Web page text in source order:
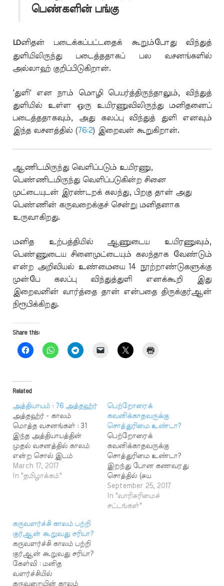
பெண்களின் பங்கு
மனிதன் படைக்கப்பட்டதைக் கூறும்போது விந்துத்
துளியிலிருந்து படைத்ததாகப் பல வசனங்களில்
அல்லாஹ் குறிப்பிடுகிறான்.
'துளி' என நாம் மொழி பெயர்த்திருந்தாலும், விந்துத்
துளியில் உள்ள ஒரு உயிரணுவிலிருந்து மனிதனைப்
படைத்ததாகவும், அது கலப்பு விந்துத் துளி எனவும்
இந்த வசனத்தில் (76:2) இறைவன் கூறுகிறான்.
ஆணிடமிருந்து வெளிப்படும் உயிரணு,
பெண்ணிடமிருந்து வெளிப்படுகின்ற சினை
முட்டையுடன் இரண்டறக் கலந்து, பிறகு தான் அது
பெண்ணின் கருவறைக்குச் சென்று மனிதனாக
உருவாகிறது.
மனித உற்பத்தியில் ஆணுடைய உயிரணுவும்,
பெண்ணுடைய சினைமுட்டையும் கலந்தாக வேண்டும்
என்ற அறிவியல் உண்மையை 14 நூற்றாண்டுகளுக்கு
முன்பே கலப்பு விந்துத்துளி எனக்கூறி இது
இறைவனின் வார்த்தை தான் என்பதை திருக்குர்ஆன்
நிரூபிக்கிறது.
Share this:
Related
அத்தியாயம் : 76 அத்தஹ்ர்
அத்தஹ்ர் - காலம்
மொத்த வசனங்கள் : 31
இந்த அத்தியாயத்தின்
முதல் வசனத்தில் காலம்
என்ற சொல் இடம்
பெற்றிருப்பதால் அதுவே
இந்த அத்தியாயத்திற்குப்
அல்லாஹ்வின்
பெயரால்... 1. குறிப்பிட்டுச்
சொல்லப்படும் ஒரு
பொருளாக (கூட) இல்லாத
ஒரு காலம் மனிதனுக்கு
இருந்ததில்லையா? 506 2.
March 17, 2017
In "தமிழாக்கம்"
பெற்றோரைக்
கவனிக்காதவருக்கு
சொத்துரிமை உண்டா?
பெற்றோரைக்
கவனிக்காதவருக்கு
சொத்துரிமை உண்டா?
இறந்து போன கணவரது
சொத்தில் (சுய
சம்பாத்தியம்) பங்கு
பிரிப்பது எவ்வாறு?
பின்வரும் வாரிசுகள்
September 25, 2017
In "வாரிசுரிமைச்
சட்டங்கள்"
கருவளர்ச்சி காலம் பற்றி
குர்ஆன் கூறுவது சரியா?
கருவளர்ச்சி காலம் பற்றி
குர்ஆன் கூறுவது சரியா?
கேள்வி : மனித
வளர்ச்சியில்
கருவறையின் காலம்